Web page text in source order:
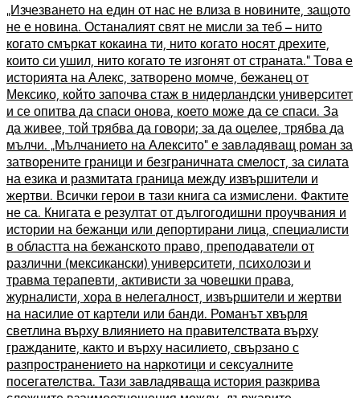
„Изчезването на един от нас не влиза в новините, защото
не е новина. Останалият свят не мисли за теб – нито
когато смъркат кокаина ти, нито когато носят дрехите,
които си ушил, нито когато те изгонят от страната.“ Това е
историята на Алекс, затворено момче, бежанец от
Мексико, който започва стаж в нидерландски университет
и се опитва да спаси онова, което може да се спаси. За
да живее, той трябва да говори; за да оцелее, трябва да
мълчи. „Мълчанието на Алексито“ е завладяващ роман за
затворените граници и безграничната смелост, за силата
на езика и размитата граница между извършители и
жертви. Всички герои в тази книга са измислени. Фактите
не са. Книгата е резултат от дългогодишни проучвания и
истории на бежанци или депортирани лица, специалисти
в областта на бежанското право, преподаватели от
различни (мексикански) университети, психолози и
травма терапевти, активисти за човешки права,
журналисти, хора в нелегалност, извършители и жертви
на насилие от картели или банди. Романът хвърля
светлина върху влиянието на правителствата върху
гражданите, както и върху насилието, свързано с
разпространението на наркотици и сексуалните
посегателства. Тази завладяваща история разкрива